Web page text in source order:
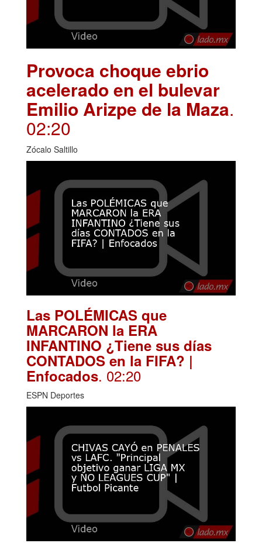
Provoca choque ebrio
acelerado en el bulevar
Emilio Arizpe de la Maza.
02:20
Zócalo Saltillo
Las POLÉMICAS que
MARCARON la ERA
INFANTINO ¿Tiene sus días
CONTADOS en la FIFA? |
Enfocados. 02:20
ESPN Deportes